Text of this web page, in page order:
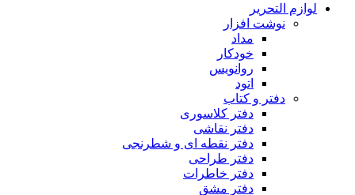
لوازم التحریر
نوشت افزار
مداد
خودکار
روانویس
اتود
دفتر و کتاب
دفتر کلاسوری
دفتر نقاشی
دفتر نقطه ای و شطرنجی
دفتر طراحی
دفتر خاطرات
دفتر مشق